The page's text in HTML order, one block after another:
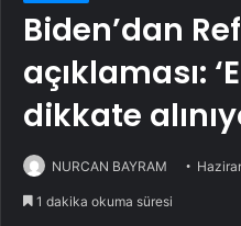
Biden’dan
açıklaması:
dikkate
NURCAN BAYRAM
1 dakika okuma süresi